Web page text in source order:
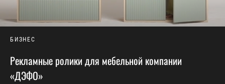
БИЗНЕС
Рекламные ролики для мебельной компании
«ДЭФО»